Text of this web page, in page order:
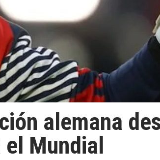
alemana
Mundial